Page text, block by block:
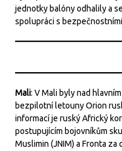
jednotky balóny odhalily a
spolupráci s
Mali: V Mali byly nad
bezpilotní letouny Orion
informací je ruský Africký
postupujícím bojovníkům
Muslimin (JNIM) a Fronta za